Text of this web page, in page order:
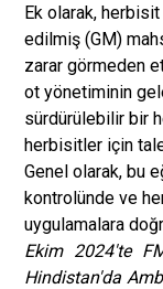
Ek olarak,
edilmiş (GM)
zarar görmeden
ot yönetiminin
sürdürülebilir bir
herbisitler için
Genel olarak, bu
kontrolünde ve
uygulamalara
Ekim 2024'te
Hindistan'da